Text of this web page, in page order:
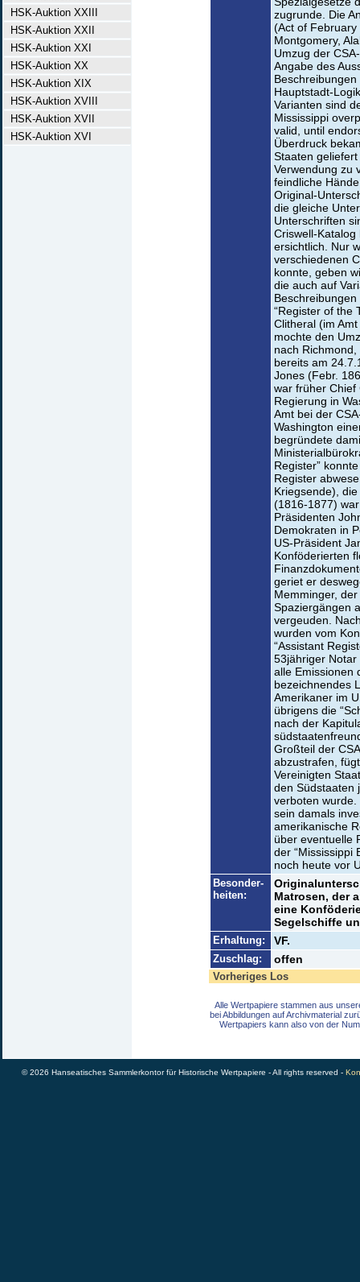
HSK-Auktion XXIII
HSK-Auktion XXII
HSK-Auktion XXI
HSK-Auktion XX
HSK-Auktion XIX
HSK-Auktion XVIII
HSK-Auktion XVII
HSK-Auktion XVI
zugrunde. Die
(Act of February
Montgomery,
Umzug der
Angabe des
Hauptstadt-
Varianten sind
Mississippi
valid, until
Überdruck
Staaten
Verwendung zu
feindliche
Original-
die gleiche
Unterschriften
Criswell-Katalog
ersichtlich. Nur
verschiedenen
konnte, geben
die auch auf
“Register of the
Clitheral (im
mochte den
nach
bereits am
Jones (Febr.
war früher Chief
Regierung in
Amt bei der
Washington
begründete
Register”
Register
Kriegsende),
(1816-1877)
Präsidenten
Demokraten in
US-Präsident
Konföderierten
geriet er
Memminger,
Spaziergängen
vergeuden.
wurden vom
“Assistant
53jähriger Notar
alle Emissionen
bezeichnendes
Amerikaner im
übrigens die
nach der
Großteil der
abzustrafen,
Vereinigten
den Südstaaten
verboten wurde.
sein damals
amerikanische
über eventuelle
der “Mississippi
noch heute vor
Besonder-
heiten:
Matrosen, der
eine
Segelschiffe
Erhaltung: VF.
Zuschlag: offen
Vorheriges Los
Alle Wertpapiere stammen aus
bei Abbildungen auf Archivmaterial
Wertpapiers kann also von der
© 2026 Hanseatisches Sammlerkontor für Historische Wertpapiere - All rights reserved -